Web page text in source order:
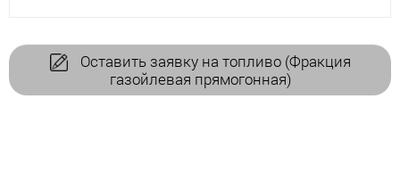
Оставить заявку на топливо (Фракция
газойлевая прямогонная)